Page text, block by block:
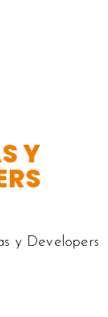
Y
y Developers